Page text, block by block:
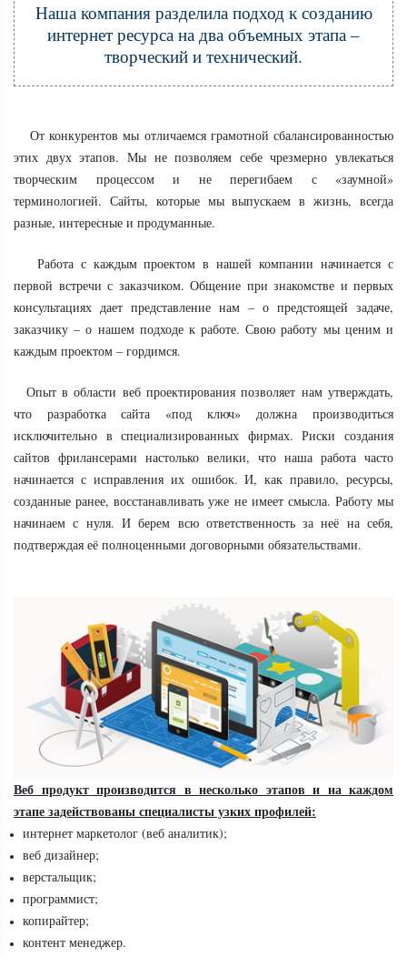
Наша компания разделила подход к созданию
интернет ресурса на два объемных этапа –
творческий и технический.
От конкурентов мы отличаемся грамотной сбалансированностью
этих двух этапов. Мы не позволяем себе чрезмерно увлекаться
творческим процессом и не перегибаем с «заумной»
терминологией. Сайты, которые мы выпускаем в жизнь, всегда
разные, интересные и продуманные.
Работа с каждым проектом в нашей компании начинается с
первой встречи с заказчиком. Общение при знакомстве и первых
консультациях дает представление нам – о предстоящей задаче,
заказчику – о нашем подходе к работе. Свою работу мы ценим и
каждым проектом – гордимся.
Опыт в области веб проектирования позволяет нам утверждать,
что разработка сайта «под ключ» должна производиться
исключительно в специализированных фирмах. Риски создания
сайтов фрилансерами настолько велики, что наша работа часто
начинается с исправления их ошибок. И, как правило, ресурсы,
созданные ранее, восстанавливать уже не имеет смысла. Работу мы
начинаем с нуля. И берем всю ответственность за неё на себя,
подтверждая её полноценными договорными обязательствами.
Веб продукт производится в несколько этапов и на каждом
этапе задействованы специалисты узких профилей:
интернет маркетолог (веб аналитик);
веб дизайнер;
верстальщик;
программист;
копирайтер;
контент менеджер.